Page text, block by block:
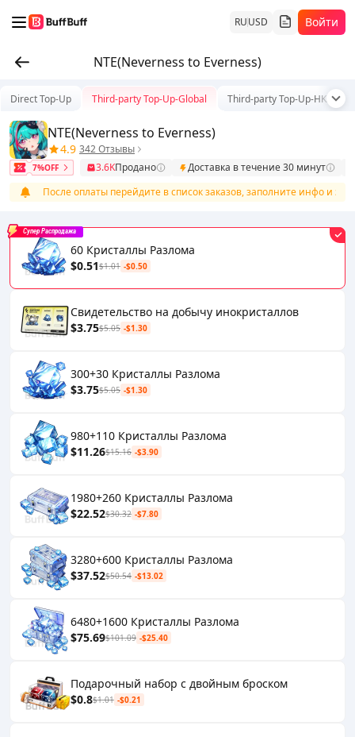
RUUSD Войти
NTE(Neverness to Everness)
Direct Top-Up Third-party Top-Up-Global Third-party Top-Up-HK/TW/
NTE(Neverness to Everness)
4.9 342 Отзывы
7%OFF 3.6KПродано
Доставка в течение 30 минут
После оплаты перейдите в список заказов, заполните инфо и
60 Кристаллы Разлома
$0.51$1.01 -$0.50
Супер Распродажа
Свидетельство на добычу инокристаллов
$3.75$5.05 -$1.30
300+30 Кристаллы Разлома
$3.75$5.05 -$1.30
980+110 Кристаллы Разлома
$11.26$15.16 -$3.90
1980+260 Кристаллы Разлома
$22.52$30.32 -$7.80
3280+600 Кристаллы Разлома
$37.52$50.54 -$13.02
6480+1600 Кристаллы Разлома
$75.69$101.09 -$25.40
Подарочный набор с двойным броском
$0.8$1.01 -$0.21